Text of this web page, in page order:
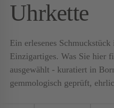
Uhrkette
Ein erlesenes
Einzigartiges. Was Sie hier
ausgewählt - kuratiert in
gemmologisch geprüft,